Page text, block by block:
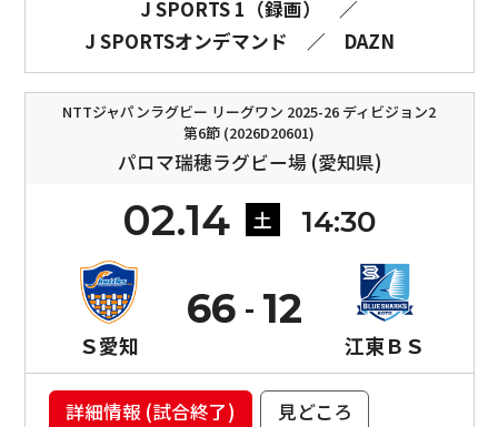
J SPORTS 1（録画）
／
J SPORTSオンデマンド
／ DAZN
NTTジャパンラグビー リーグワン 2025-26 ディビジョン2
第6節 (2026D20601)
パロマ瑞穂ラグビー場 (愛知県)
02.14 土 14:30
Ｓ愛知
66
江東ＢＳ
12
詳細情報 (試合終了)
見どころ